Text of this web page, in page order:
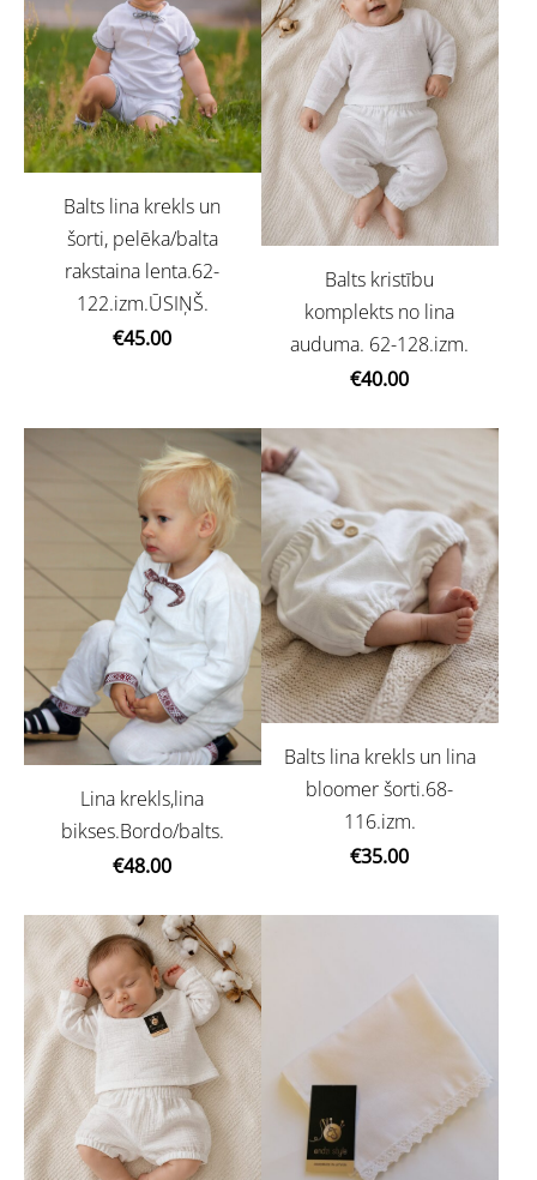
Balts lina krekls un
šorti, pelēka/balta
rakstaina lenta.62-
122.izm.ŪSIŅŠ.
€45.00
Balts kristību
komplekts no lina
auduma. 62-128.izm.
€40.00
Lina krekls,lina
bikses.Bordo/balts.
€48.00
Balts lina krekls un lina
bloomer šorti.68-
116.izm.
€35.00